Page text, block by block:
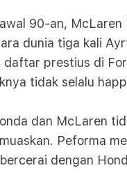
90-an, McLaren
dunia tiga kali
prestius di
tidak selalu
dan McLaren
Peforma
dengan